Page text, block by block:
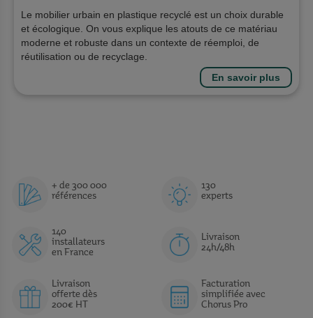
Le mobilier urbain en plastique recyclé est un choix durable
et écologique. On vous explique les atouts de ce matériau
moderne et robuste dans un contexte de réemploi, de
réutilisation ou de recyclage.
En savoir plus
+ de 300 000
références
130
experts
140
installateurs
en France
Livraison
24h/48h
Livraison
offerte dès
200€ HT
Facturation
simplifiée avec
Chorus Pro